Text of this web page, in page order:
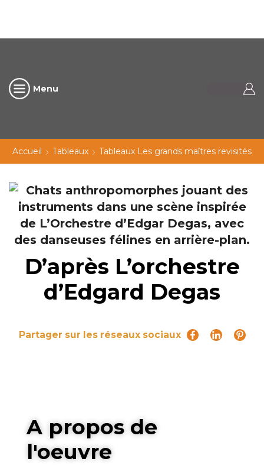
Menu
Accueil Tableaux Tableaux Les grands maîtres revisités
D’après L’orchestre
d’Edgard Degas
Partager sur les réseaux sociaux
A propos de
l'oeuvre